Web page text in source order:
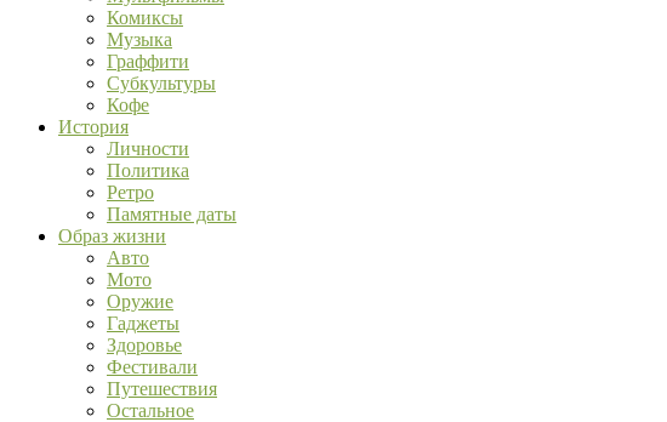
Комиксы
Музыка
Граффити
Субкультуры
Кофе
История
Личности
Политика
Ретро
Памятные даты
Образ жизни
Авто
Мото
Оружие
Гаджеты
Здоровье
Фестивали
Путешествия
Остальное